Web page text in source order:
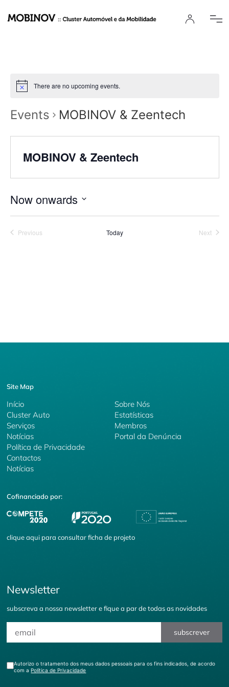
There are no upcoming events.
Events MOBINOV & Zeentech
MOBINOV & Zeentech
Now onwards
date.
PreviousEvents Today Next
Site Map
Início
Cluster Auto
Serviços
Sobre Nós
Estatísticas
Membros
Notícias
Política de Privacidade
Portal da Denúncia
Contactos
Notícias
Cofinanciado por:
cliqueaqui para consultar ficha de projeto
Newsletter
subscreva a nossa newsletter e fique a par de todas as novidades
subscrever
Autorizo o tratamento dos meus dados pessoais para os fins indicados, de acordo
com aPolítica de Privacidade